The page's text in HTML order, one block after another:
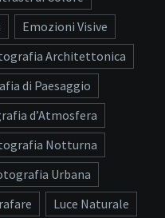
Emozioni Visive
Architettonica
di Paesaggio
d’Atmosfera
Notturna
Urbana
Luce Naturale